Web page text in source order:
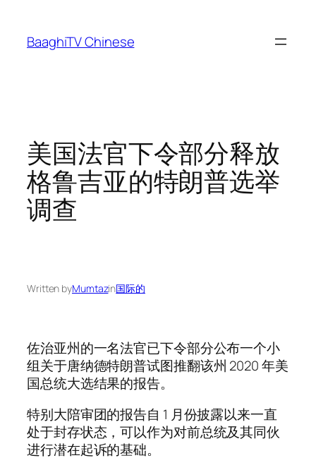
content
BaaghiTV Chinese
美国法官下令部分释放
格鲁吉亚的特朗普选举
调查
Written byMumtazin国际的
佐治亚州的一名法官已下令部分公布一个小
组关于唐纳德特朗普试图推翻该州 2020 年美
国总统大选结果的报告。
特别大陪审团的报告自 1 月份披露以来一直
处于封存状态，可以作为对前总统及其同伙
进行潜在起诉的基础。